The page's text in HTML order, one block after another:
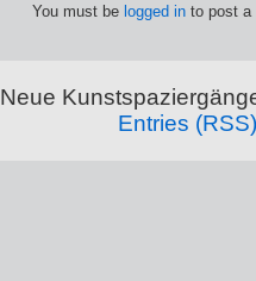
You must be logged in to post a
Neue
Entries (RSS)